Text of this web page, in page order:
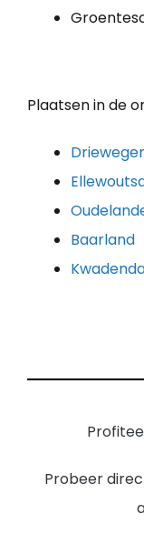
Plaatsen in de
Baarland
Probeer